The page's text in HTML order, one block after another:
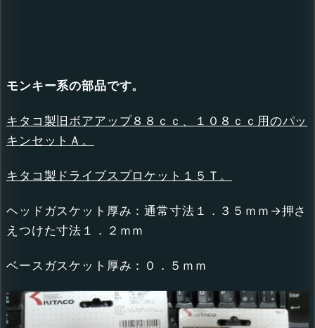
モンキー系の部品です。
キタコ製旧ボアアップ８８ｃｃ、１０８ｃｃ用のパッ
キンセットＡ。
キタコ製ドライブスプロケット１５Ｔ。
ヘッドガスケット厚み：通常寸法１．３５ｍｍ→押さ
えつけた寸法１．２ｍｍ
ベースガスケット厚み：０．５ｍｍ